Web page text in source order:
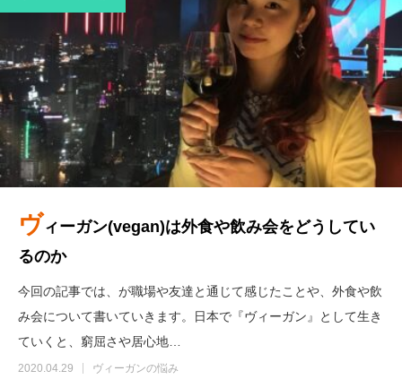
Live Kind, Live Green — Explore Health Kur.
ヴィーガン(vegan)は外食や飲み会をどうしてい
るのか
今回の記事では、が職場や友達と通じて感じたことや、外食や飲
み会について書いていきます。日本で『ヴィーガン』として生き
ていくと、窮屈さや居心地…
2020.04.29 ヴィーガンの悩み